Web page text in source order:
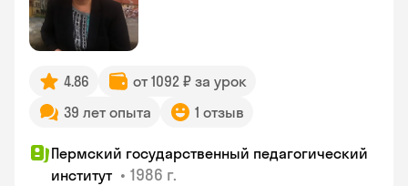
4.86
от 1092 ₽ за урок
39 лет опыта
1 отзыв
Пермский государственный педагогический
институт • 1986 г.